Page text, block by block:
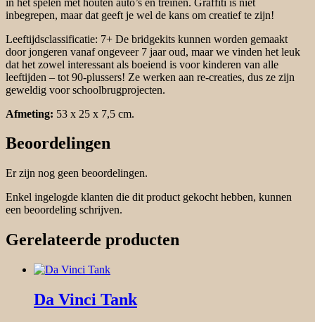
inbegrepen, maar dat geeft je wel de kans om creatief te zijn!
Leeftijdsclassificatie: 7+ De bridgekits kunnen worden gemaakt
door jongeren vanaf ongeveer 7 jaar oud, maar we vinden het leuk
dat het zowel interessant als boeiend is voor kinderen van alle
leeftijden – tot 90-plussers! Ze werken aan re-creaties, dus ze zijn
geweldig voor schoolbrugprojecten.
Afmeting: 53 x 25 x 7,5 cm.
Beoordelingen
Er zijn nog geen beoordelingen.
Enkel ingelogde klanten die dit product gekocht hebben, kunnen
een beoordeling schrijven.
Gerelateerde producten
Da Vinci Tank